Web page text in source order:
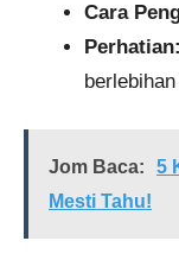
Cara
Perhatian:
Jom Baca:
5
Mesti Tahu!